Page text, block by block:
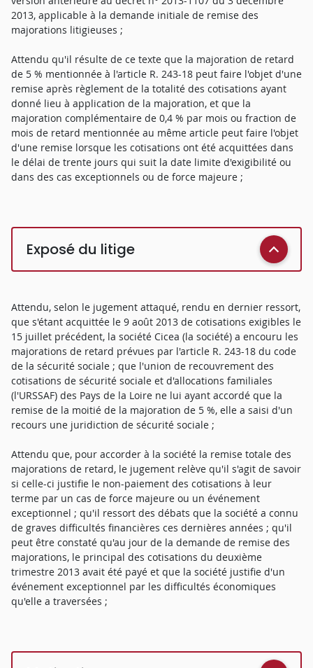
2013, applicable à la demande initiale de remise des
majorations litigieuses ;
Attendu qu'il résulte de ce texte que la majoration de retard
de 5 % mentionnée à l'article R. 243-18 peut faire l'objet d'une
remise après règlement de la totalité des cotisations ayant
donné lieu à application de la majoration, et que la
majoration complémentaire de 0,4 % par mois ou fraction de
mois de retard mentionnée au même article peut faire l'objet
d'une remise lorsque les cotisations ont été acquittées dans
le délai de trente jours qui suit la date limite d'exigibilité ou
dans des cas exceptionnels ou de force majeure ;
Exposé du litige
Attendu, selon le jugement attaqué, rendu en dernier ressort,
que s'étant acquittée le 9 août 2013 de cotisations exigibles le
15 juillet précédent, la société Cicea (la société) a encouru les
majorations de retard prévues par l'article R. 243-18 du code
de la sécurité sociale ; que l'union de recouvrement des
cotisations de sécurité sociale et d'allocations familiales
(l'URSSAF) des Pays de la Loire ne lui ayant accordé que la
remise de la moitié de la majoration de 5 %, elle a saisi d'un
recours une juridiction de sécurité sociale ;
Attendu que, pour accorder à la société la remise totale des
majorations de retard, le jugement relève qu'il s'agit de savoir
si celle-ci justifie le non-paiement des cotisations à leur
terme par un cas de force majeure ou un événement
exceptionnel ; qu'il ressort des débats que la société a connu
de graves difficultés financières ces dernières années ; qu'il
peut être constaté qu'au jour de la demande de remise des
majorations, le principal des cotisations du deuxième
trimestre 2013 avait été payé et que la société justifie d'un
événement exceptionnel par les difficultés économiques
qu'elle a traversées ;